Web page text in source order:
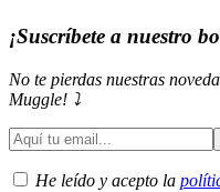
¡Suscríbete a nuestro
No te pierdas nuestras
Muggle! ⤵️
He leído y acepto la